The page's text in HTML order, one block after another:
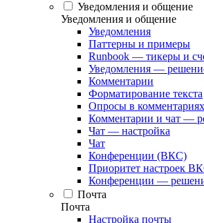
Уведомления и общение
Уведомления и общение
Уведомления
Паттерны и примеры
Runbook — тикеры и
Уведомления —
Комментарии
Форматирование текста
Опросы в комментариях
Комментарии и чат —
Чат — настройка
Чат
Конференции (ВКС)
Приоритет настроек
Конференции —
Почта
Почта
Настройка почты